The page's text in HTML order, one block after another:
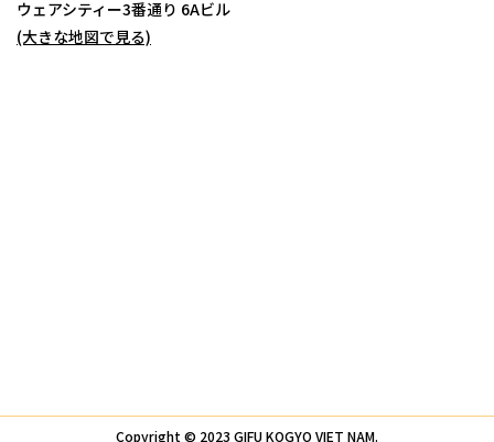
ウェアシティー3番通り 6Aビル
(大きな地図で見る)
Copyright © 2023 GIFU KOGYO VIET NAM.